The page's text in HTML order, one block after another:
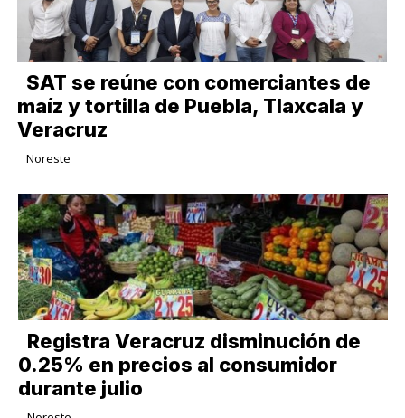
SAT se reúne con comerciantes de
maíz y tortilla de Puebla, Tlaxcala y
Veracruz
Noreste
Registra Veracruz disminución de
0.25% en precios al consumidor
durante julio